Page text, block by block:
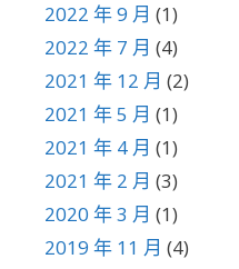
2022 年 9 月 (1)
2022 年 7 月 (4)
2021 年 12 月 (2)
2021 年 5 月 (1)
2021 年 4 月 (1)
2021 年 2 月 (3)
2020 年 3 月 (1)
2019 年 11 月 (4)